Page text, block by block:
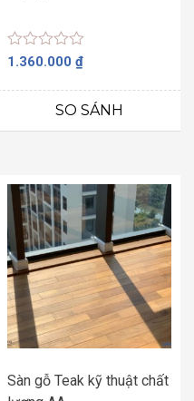
Được
hạng
sao
1.360.000₫
SO SÁNH
Sàn gỗ Teak kỹ thuật chất